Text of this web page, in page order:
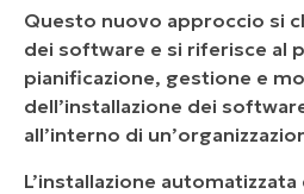
Come posso inviare il
installazione su richiesta a
Come posso inviare il
installazione a un gruppo di
utilizzando un’attività
Questo nuovo approccio si
dei software e si riferisce al
pianificazione, gestione e
dell’installazione dei
all’interno di
L’installazione